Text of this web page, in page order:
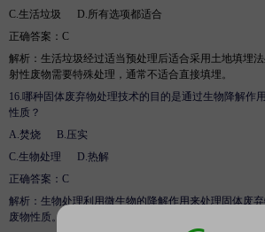
C.生活垃圾 D.所有选项都适合
正确答案： C
解析 ：生活垃圾经过适当预处理后适合采用土地填埋
射性废物需要特殊处理，通常不适合直接填埋。
16.哪种固体废弃物处理技术的目的是通过生物降解作
性质？
A.焚烧 B.压实
C.生物处理 D.热解
正确答案： C
解析 ：生物处理利用微生物的降解作用来处理固体废
废物性质。